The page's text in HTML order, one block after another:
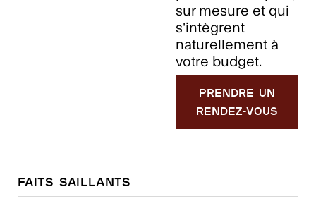
sur mesure et qui
s'intègrent
naturellement à
votre budget.
Prendre un
rendez-vous
Faits saillants